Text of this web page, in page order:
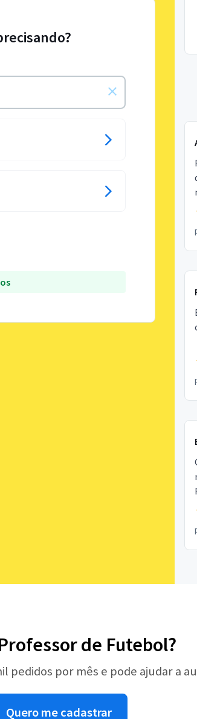
de Futebol?
pedidos por mês e pode ajudar a
Quero me cadastrar